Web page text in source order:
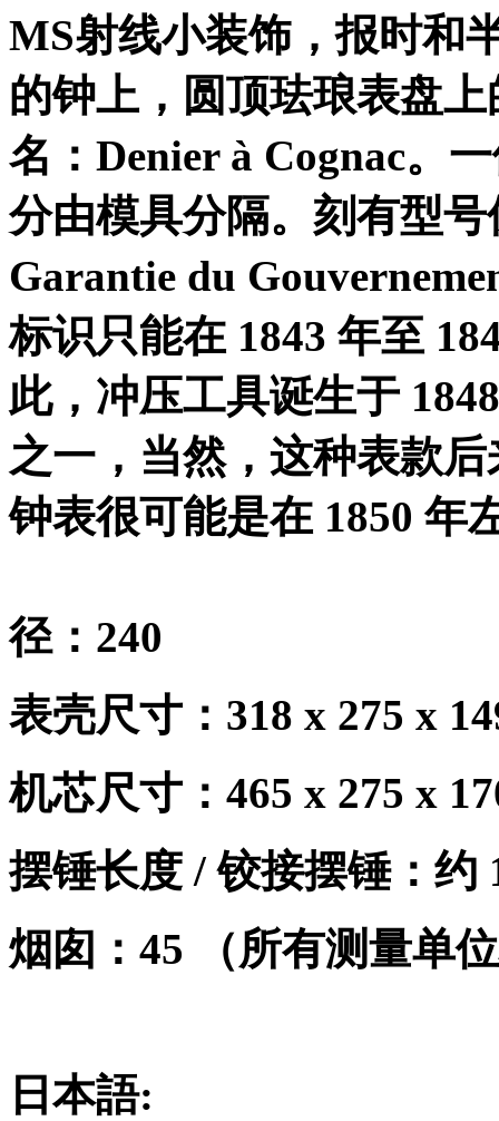
MS射线小装饰，报时和
的钟上，圆顶珐琅表盘
名： Denier à Cognac。
分由模具分隔。刻有型
Garantie du
标识只能在 1843 年至
此，冲压工具诞生于 1848
之一，当然，这种表款
钟表很可能是在 1850 年
径： 240
表壳尺寸： 318 x 275 x
机芯尺寸： 465 x 275 x
摆锤长度 / 铰接摆锤：约
烟囱： 45 （所有测量单
日本語: